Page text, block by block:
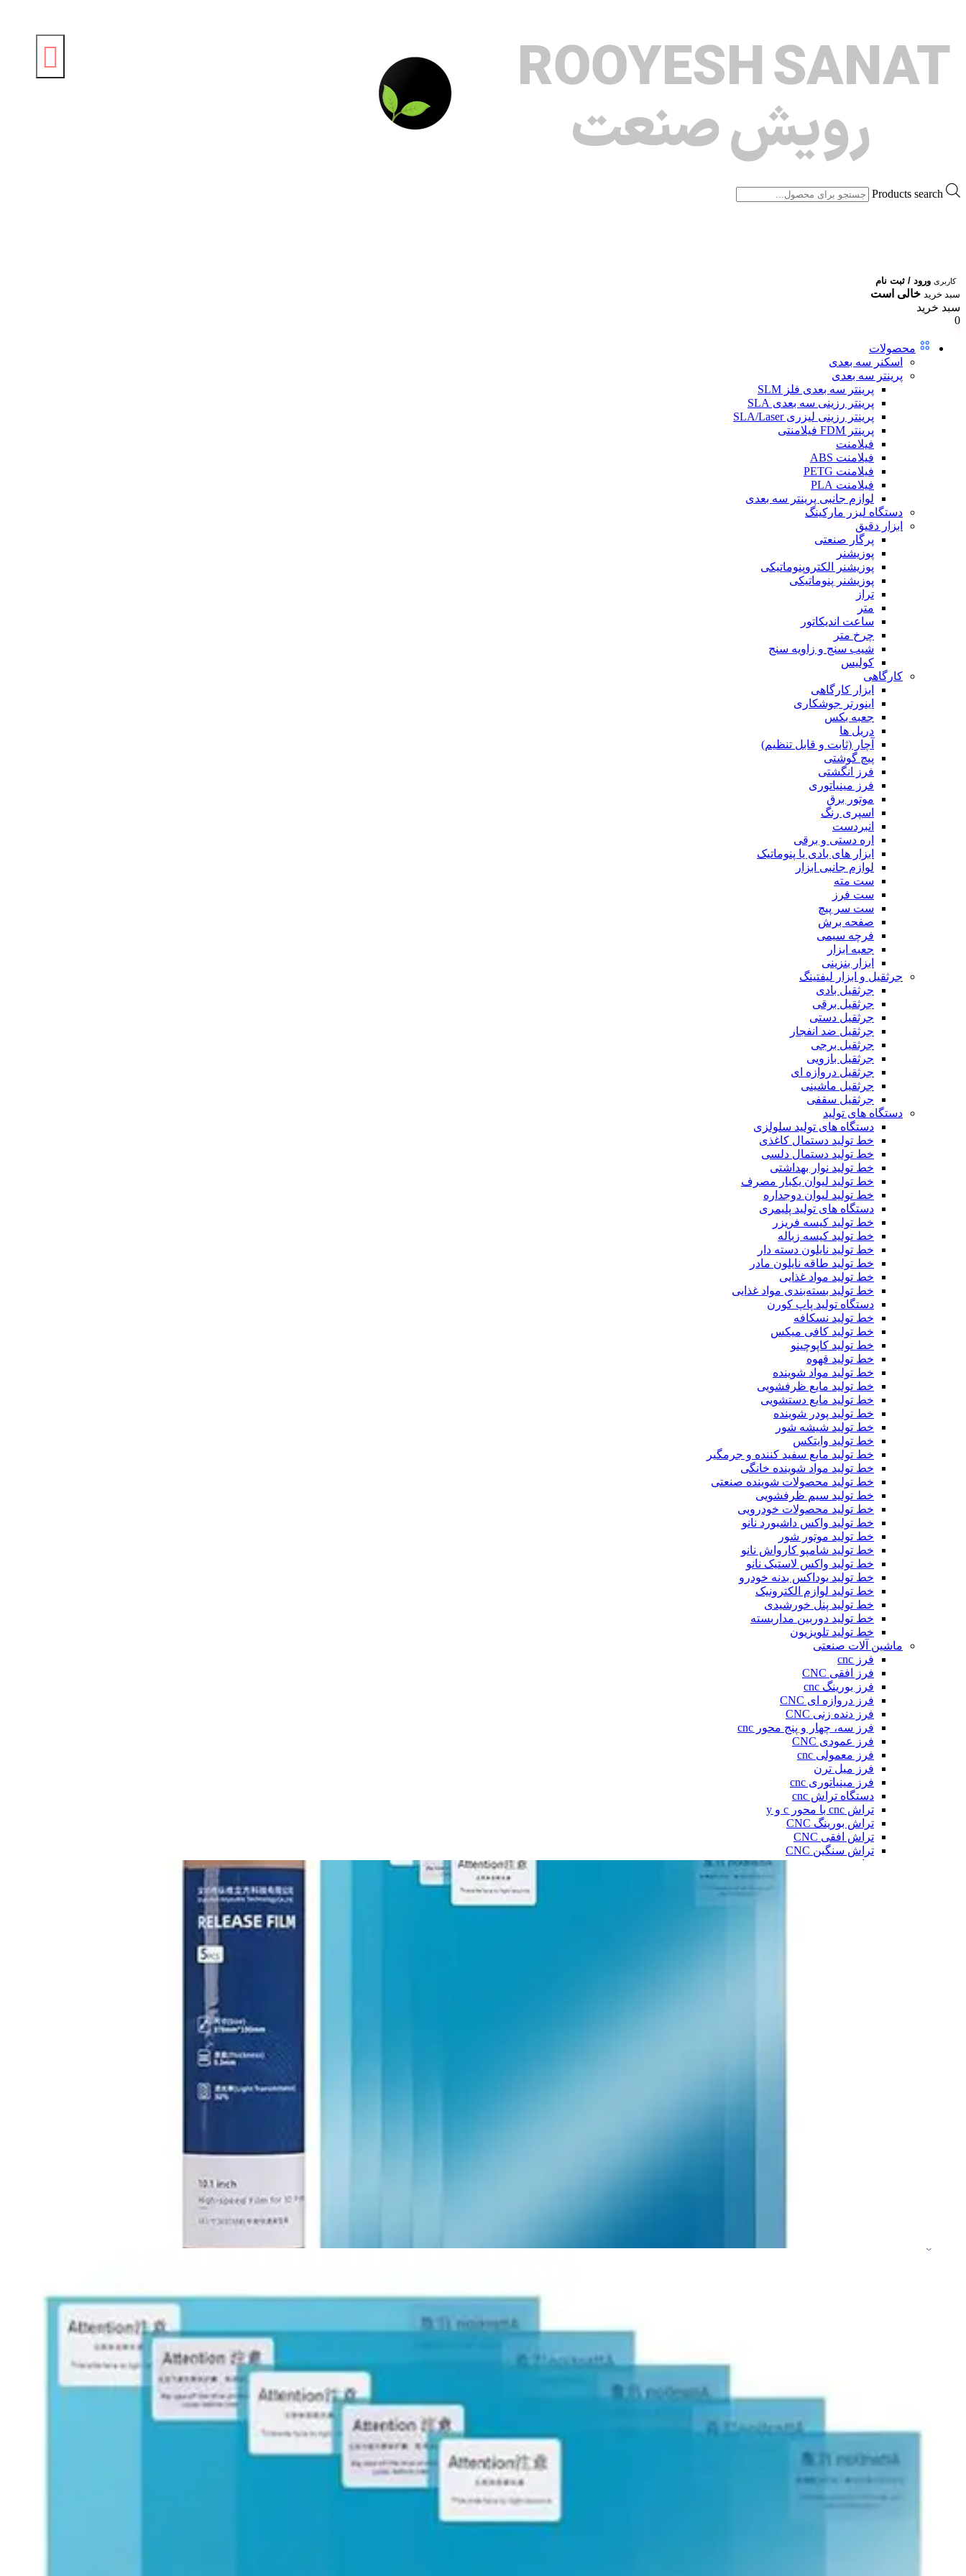
Products search
کاربری ورود / ثبت نام
سبد خرید خالی است
سبد خرید
0
محصولات
اسکنر سه بعدی
پرینتر سه بعدی
پرینتر سه بعدی فلز SLM
پرینتر رزینی سه بعدی SLA
پرینتر رزینی لیزری SLA/Laser
پرینتر FDM فیلامنتی
فیلامنت
فیلامنت ABS
فیلامنت PETG
فیلامنت PLA
لوازم جانبی پرینتر سه بعدی
دستگاه لیزر مارکینگ
ابزار دقیق
پرگار صنعتی
پوزیشنر
پوزیشنر الکتروپنوماتیکی
پوزیشنر پنوماتیکی
تراز
متر
ساعت اندیکاتور
چرخ متر
شیب سنج و زاویه سنج
کولیس
کارگاهی
ابزار کارگاهی
اینورتر جوشکاری
جعبه بکس
دریل ها
آچار (ثابت و قابل تنظیم)
پیچ گوشتی
فرز انگشتی
فرز مینیاتوری
موتور برق
اسپری رنگ
انبردست
اره دستی و برقی
ابزار های بادی یا پنوماتیک
لوازم جانبی ابزار
ست مته
ست فرز
ست سر پیچ
صفحه برش
فرچه سیمی
جعبه ابزار
ابزار بنزینی
جرثقیل و ابزار لیفتینگ
جرثقیل بادی
جرثقیل برقی
جرثقیل دستی
جرثقیل ضد انفجار
جرثقیل برجی
جرثقیل بازویی
جرثقیل دروازه ای
جرثقیل ماشینی
جرثقیل سقفی
دستگاه های تولید
دستگاه های تولید سلولزی
خط تولید دستمال کاغذی
خط تولید دستمال دلسی
خط تولید نوار بهداشتی
خط تولید لیوان یکبار مصرف
خط تولید لیوان دوجداره
دستگاه های تولید پلیمری
خط تولید کیسه فریزر
خط تولید کیسه زباله
خط تولید نایلون دسته دار
خط تولید طاقه نایلون مادر
خط تولید مواد غذایی
خط تولید بسته‌بندی مواد غذایی
دستگاه تولید پاپ کورن
خط تولید نسکافه
خط تولید کافی میکس
خط تولید کاپوچینو
خط تولید قهوه
خط تولید مواد شوینده
خط تولید مایع ظرفشویی
خط تولید مایع دستشویی
خط تولید پودر شوینده
خط تولید شیشه شور
خط تولید وایتکس
خط تولید مایع سفید کننده و جرمگیر
خط تولید مواد شوینده خانگی
خط تولید محصولات شوینده صنعتی
خط تولید سیم ظرفشویی
خط تولید محصولات خودرویی
خط تولید واکس داشبورد نانو
خط تولید موتور شور
خط تولید شامپو کارواش نانو
خط تولید واکس لاستیک نانو
خط تولید یوداکس بدنه خودرو
خط تولید لوازم الکترونیک
خط تولید پنل خورشیدی
خط تولید دوربین مداربسته
خط تولید تلویزیون
ماشین آلات صنعتی
فرز cnc
فرز افقی CNC
فرز بورینگ cnc
فرز دروازه ای CNC
فرز دنده زنی CNC
فرز سه، چهار و پنج محور cnc
فرز عمودی CNC
فرز معمولی cnc
فرز میل ترن
فرز مینیاتوری cnc
دستگاه تراش cnc
تراش cnc با محور c و y
تراش بورینگ CNC
تراش افقی CNC
تراش سنگین CNC
تراش عمودی CNC
آموزش و اطلاعات تکمیلی
آموزش تراشکاری
آموزش اسکنر سه بعدی
آموزش CNC
نمایندگی پرینتر ۳ بعدی Bambu Lab
Bambu Lab 3D Printer Official Distributor